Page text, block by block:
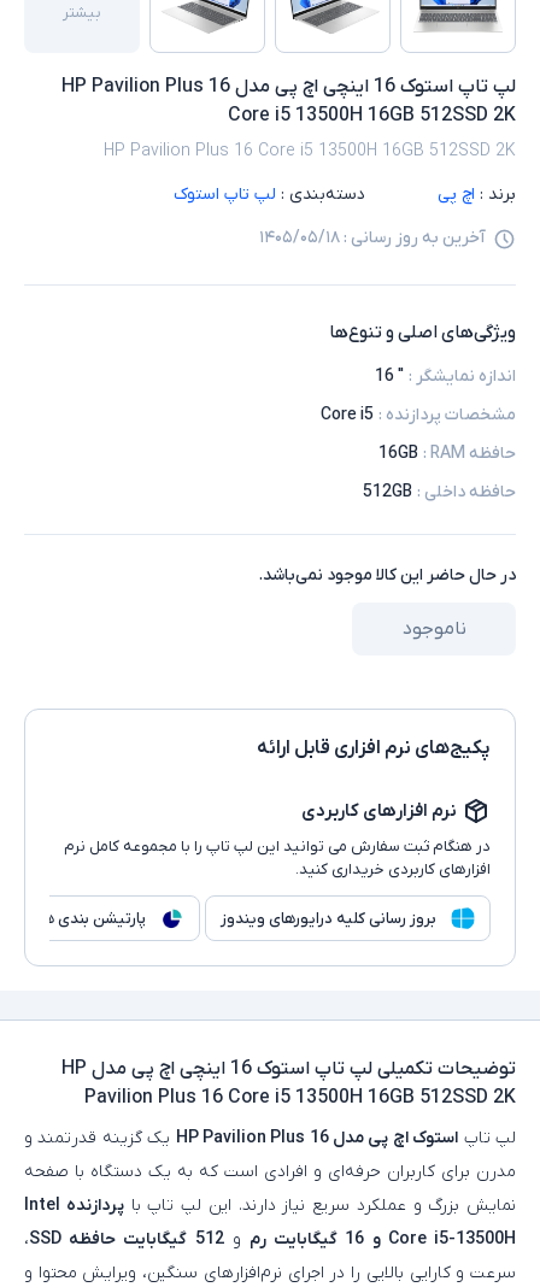
بیشتر
لپ تاپ استوک 16 اینچی اچ پی مدل HP Pavilion Plus 16
Core i5 13500H 16GB 512SSD 2K
HP Pavilion Plus 16 Core i5 13500H 16GB 512SSD 2K
برند : اچ پی دسته‌بندی : لپ تاپ استوک
آخرین به روز رسانی : ۱۴۰۵/۰۵/۱۸
ویژگی‌های اصلی و تنوع‌ها
اندازه نمایشگر :
" 16
مشخصات پردازنده :
Core i5
حافظه RAM
:
16GB
حافظه داخلی :
512GB
در حال حاضر این کالا موجود نمی‌باشد.
ناموجود
پکیج‌های نرم افزاری قابل ارائه
نرم افزارهای کاربردی
در هنگام ثبت سفارش می توانید این لپ تاپ را با مجموعه کامل نرم
افزارهای کاربردی خریداری کنید.
بروز رسانی کلیه درایورهای ویندوز پارتیشن بندی هارد
توضیحات تکمیلی
لپ تاپ استوک 16 اینچی اچ پی مدل HP
Pavilion Plus 16 Core i5 13500H 16GB 512SSD 2K
لپ‌ تاپ استوک اچ‌ پی مدل HP Pavilion Plus 16
یک گزینه قدرتمند و
مدرن برای کاربران حرفه‌ای و افرادی است که به یک دستگاه با صفحه‌
نمایش بزرگ و عملکرد سریع نیاز دارند. این لپ‌ تاپ با
پردازنده Intel
Core i5-13500H و 16 گیگابایت رم
و512 گیگابایت حافظه SSD
،
سرعت و کارایی بالایی را در اجرای نرم‌افزارهای سنگین، ویرایش محتوا و